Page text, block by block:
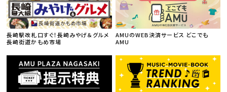
長崎駅改札口すぐ！長崎みやげ＆グルメ
長崎街道かもめ市場
AMUのWEB決済サービス どこでも
AMU